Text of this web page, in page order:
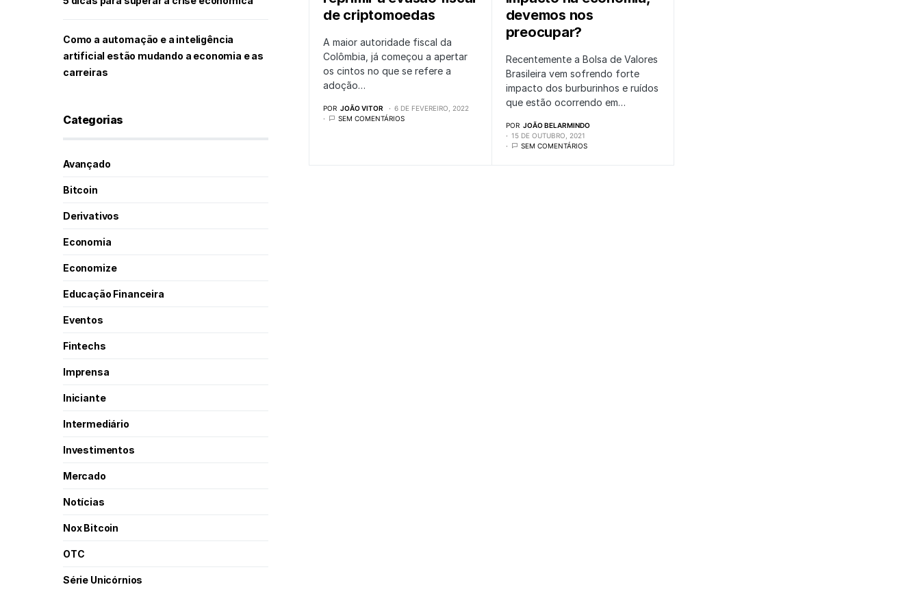
de criptomoedas
A maior autoridade fiscal da
Colômbia, já começou a apertar
os cintos no que se refere a
adoção…
POR JOÃO VITOR
6 DE FEVEREIRO, 2022
SEM COMENTÁRIOS
devemos nos
preocupar?
Recentemente a Bolsa de Valores
Brasileira vem sofrendo forte
impacto dos burburinhos e ruídos
que estão ocorrendo em…
POR JOÃO BELARMINDO
15 DE OUTUBRO, 2021
SEM COMENTÁRIOS
Como a automação e a inteligência
artificial estão mudando a economia e as
carreiras
Categorias
Avançado
Bitcoin
Derivativos
Economia
Economize
Educação Financeira
Eventos
Fintechs
Imprensa
Iniciante
Intermediário
Investimentos
Mercado
Notícias
Nox Bitcoin
OTC
Série Unicórnios